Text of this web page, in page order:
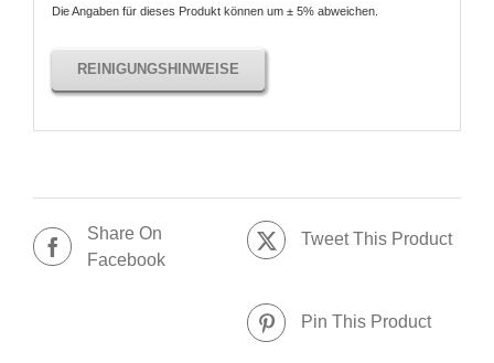
Die Angaben für dieses Produkt können um ± 5% abweichen.
REINIGUNGSHINWEISE
Share On
Facebook
Tweet This Product
Pin This Product